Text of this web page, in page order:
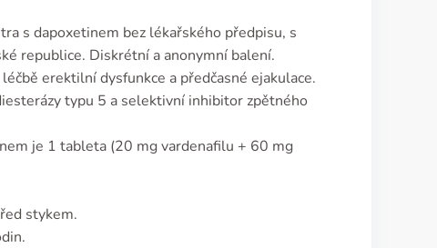
s dapoxetinem bez lékařského předpisu, s
republice. Diskrétní a anonymní balení.
erektilní dysfunkce a předčasné ejakulace.
typu 5 a selektivní inhibitor zpětného
je 1 tableta (20 mg vardenafilu + 60 mg
stykem.